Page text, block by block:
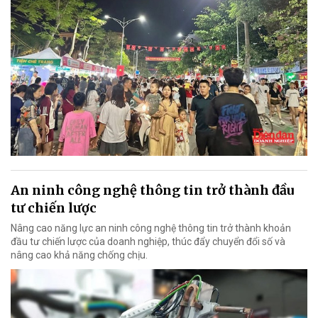
An ninh công nghệ thông tin trở thành đầu
tư chiến lược
Nâng cao năng lực an ninh công nghệ thông tin trở thành khoản
đầu tư chiến lược của doanh nghiệp, thúc đẩy chuyển đổi số và
nâng cao khả năng chống chịu.